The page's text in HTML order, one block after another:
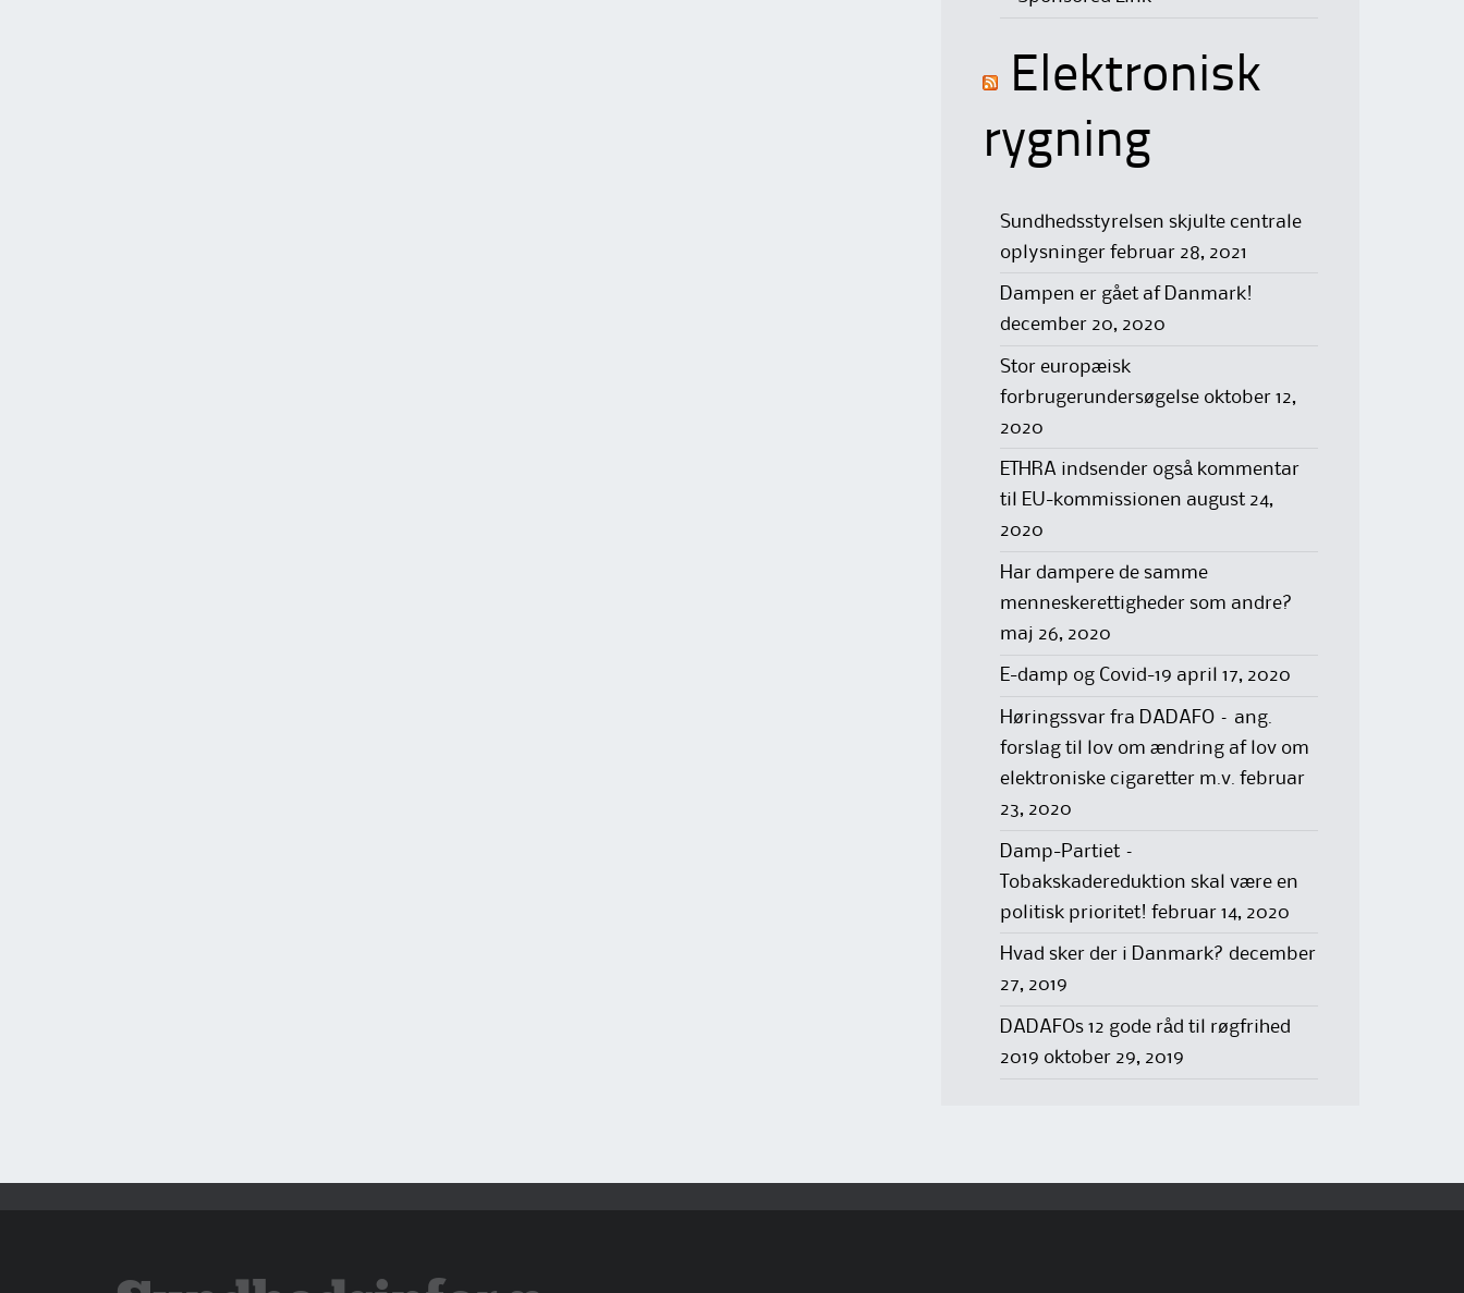
Elektronisk
rygning
Sundhedsstyrelsen skjulte centrale
oplysninger februar 28, 2021
Dampen er gået af Danmark!
december 20, 2020
Stor europæisk
forbrugerundersøgelse oktober 12,
2020
ETHRA indsender også kommentar
til EU-kommissionen august 24,
2020
Har dampere de samme
menneskerettigheder som andre?
maj 26, 2020
E-damp og Covid-19 april 17, 2020
Høringssvar fra DADAFO – ang.
forslag til lov om ændring af lov om
elektroniske cigaretter m.v. februar
23, 2020
Damp-Partiet –
Tobakskadereduktion skal være en
politisk prioritet! februar 14, 2020
Hvad sker der i Danmark? december
27, 2019
DADAFOs 12 gode råd til røgfrihed
2019 oktober 29, 2019